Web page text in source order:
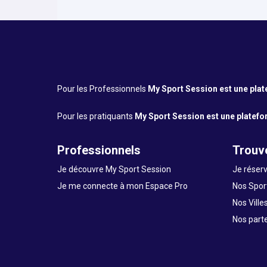
Pour les Professionnels My Sport Session est une
Pour les pratiquants My Sport Session est une
Professionnels
Je découvre My Sport Session
Je me connecte à mon Espace Pro
Je
Nos
Nos Villes
Nos